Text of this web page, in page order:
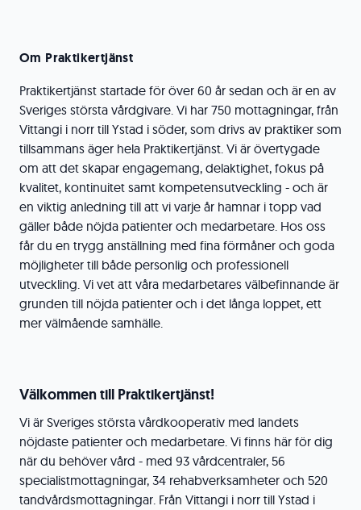
Om Praktikertjänst
Praktikertjänst startade för över 60 år sedan och är en av
Sveriges största vårdgivare. Vi har 750 mottagningar, från
Vittangi i norr till Ystad i söder, som drivs av praktiker som
tillsammans äger hela Praktikertjänst. Vi är övertygade
om att det skapar engagemang, delaktighet, fokus på
kvalitet, kontinuitet samt kompetensutveckling - och är
en viktig anledning till att vi varje år hamnar i topp vad
gäller både nöjda patienter och medarbetare. Hos oss
får du en trygg anställning med fina förmåner och goda
möjligheter till både personlig och professionell
utveckling. Vi vet att våra medarbetares välbefinnande är
grunden till nöjda patienter och i det långa loppet, ett
mer välmående samhälle.
Välkommen till Praktikertjänst!
Vi är Sveriges största vårdkooperativ med landets
nöjdaste patienter och medarbetare. Vi finns här för dig
när du behöver vård - med 93 vårdcentraler, 56
specialistmottagningar, 34 rehabverksamheter och 520
tandvårdsmottagningar. Från Vittangi i norr till Ystad i